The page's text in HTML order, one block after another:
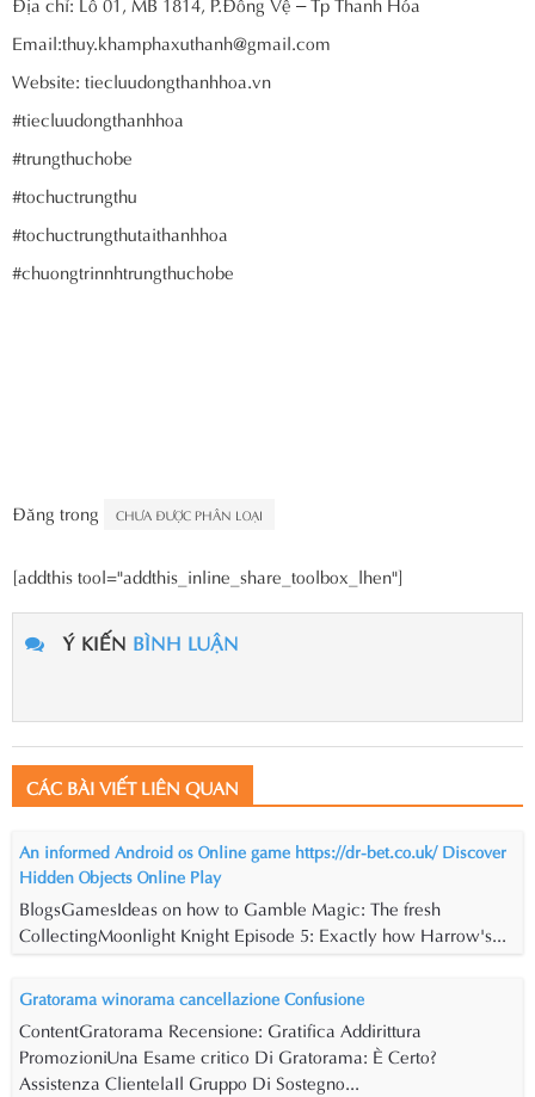
Email:thuy.khamphaxuthanh@gmail.com
Website: tiecluudongthanhhoa.vn
#tiecluudongthanhhoa
#trungthuchobe
#tochuctrungthu
#tochuctrungthutaithanhhoa
#chuongtrinnhtrungthuchobe
Đăng trong CHƯA ĐƯỢC PHÂN LOẠI
[addthis tool="addthis_inline_share_toolbox_lhen"]
Ý KIẾN BÌNH LUẬN
CÁC BÀI VIẾT LIÊN QUAN
An informed Android os Online game https://dr-bet.co.uk/ Discover
Hidden Objects Online Play
BlogsGamesIdeas on how to Gamble Magic: The fresh
CollectingMoonlight Knight Episode 5: Exactly how Harrow's...
Gratorama winorama cancellazione Confusione
ContentGratorama Recensione: Gratifica Addirittura
PromozioniUna Esame critico Di Gratorama: È Certo?
Assistenza ClientelaIl Gruppo Di Sostegno...